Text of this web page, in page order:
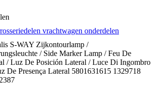
vrachtwagen onderdelen
S-WAY Zijkontourlamp /
/ Side Marker Lamp / Feu De
/ Luz De Posición Lateral / Luce Di Ingombro
De Presença Lateral 5801631615 1329718